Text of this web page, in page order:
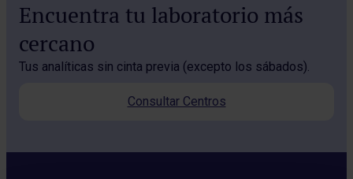
Encuentra tu laboratorio más
cercano
Tus analíticas sin cinta previa (excepto los sábados).
Consultar Centros